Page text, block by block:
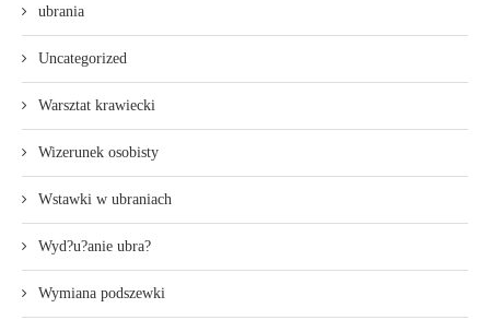
ubrania
Uncategorized
Warsztat krawiecki
Wizerunek osobisty
Wstawki w ubraniach
Wyd?u?anie ubra?
Wymiana podszewki